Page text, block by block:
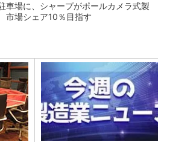
車場に、シャープがポールカメラ式製
場シェア10％目指す